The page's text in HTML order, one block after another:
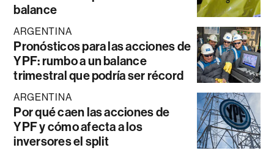
balance
ARGENTINA
Pronósticos para las acciones de
YPF: rumbo a un balance
trimestral que podría ser récord
ARGENTINA
Por qué caen las acciones de
YPF y cómo afecta a los
inversores el split